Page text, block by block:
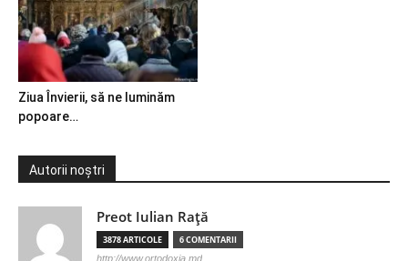
Ziua Învierii, să ne luminăm
popoare…
Autorii noștri
Preot Iulian Raţă
3878 ARTICOLE 6 COMENTARII
http://www.ortodoxia.md